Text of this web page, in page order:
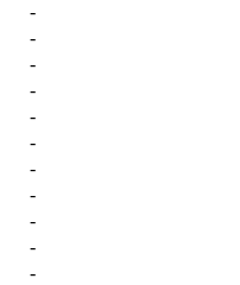
-
-
-
-
-
-
-
-
-
-
-